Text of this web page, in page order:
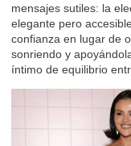
mensajes sutiles: la
elegante pero
confianza en lugar de
sonriendo y
íntimo de equilibrio